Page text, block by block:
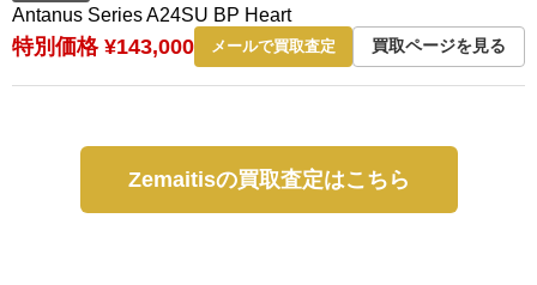
Antanus Series A24SU BP Heart
特別価格 ¥143,000 メールで買取査定 買取ページを見る
Zemaitisの買取査定はこちら